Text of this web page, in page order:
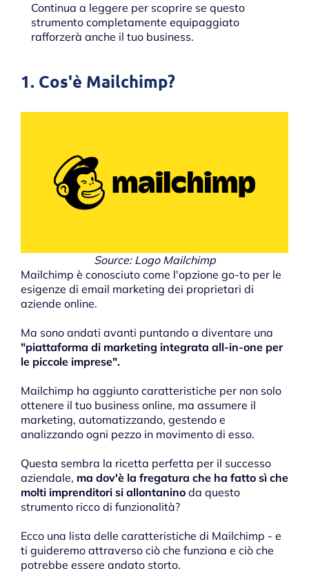
Continua a leggere per scoprire se questo
strumento completamente equipaggiato
rafforzerà anche il tuo business.
1. Cos'è Mailchimp?
Source: Logo Mailchimp
Mailchimp è conosciuto come l'opzione go-to per le
esigenze di email marketing dei proprietari di
aziende online.
Ma sono andati avanti puntando a diventare una
"piattaforma di marketing integrata all-in-one per
le piccole imprese".
Mailchimp ha aggiunto caratteristiche per non solo
ottenere il tuo business online, ma assumere il
marketing, automatizzando, gestendo e
analizzando ogni pezzo in movimento di esso.
Questa sembra la ricetta perfetta per il successo
aziendale, ma dov'è la fregatura che ha fatto sì che
molti imprenditori si allontanino da questo
strumento ricco di funzionalità?
Ecco una lista delle caratteristiche di Mailchimp - e
ti guideremo attraverso ciò che funziona e ciò che
potrebbe essere andato storto.